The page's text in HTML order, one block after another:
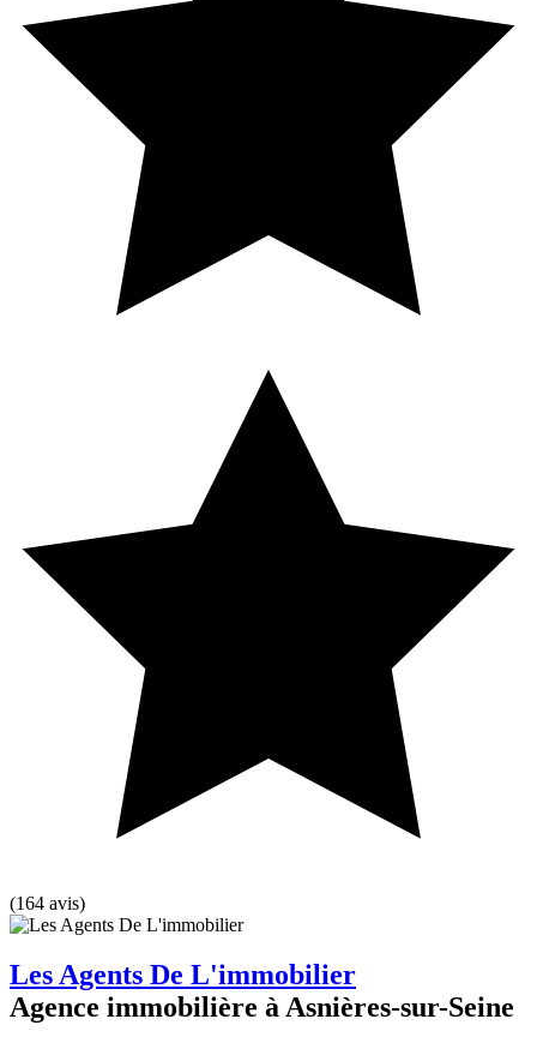
(164 avis)
Les Agents De L'immobilier
Agence immobilière à Asnières-sur-Seine